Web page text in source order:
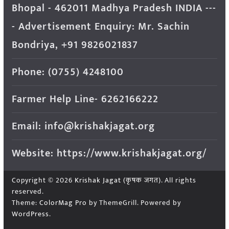
Bhopal - 462011 Madhya Pradesh INDIA ---
- Advertisement Enquiry: Mr. Sachin
Bondriya, +91 9826021837
Phone: (0755) 4248100
Farmer Help Line- 6262166222
Email: info@krishakjagat.org
Website: https://www.krishakjagat.org/
Copyright © 2026 Krishak Jagat (कृषक जगत). All rights
reserved.
Theme: ColorMag Pro by ThemeGrill. Powered by
WordPress.